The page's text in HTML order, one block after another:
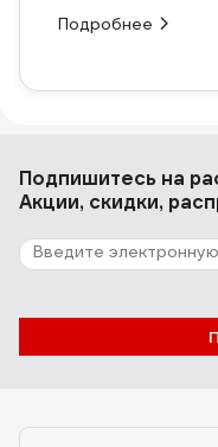
Подробнее
Подпишитесь на
Акции, скидки,